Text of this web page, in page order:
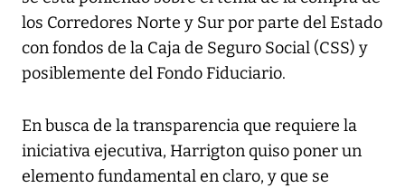
los Corredores Norte y Sur por parte del Estado
con fondos de la Caja de Seguro Social (CSS) y
posiblemente del Fondo Fiduciario.
En busca de la transparencia que requiere la
iniciativa ejecutiva, Harrigton quiso poner un
elemento fundamental en claro, y que se